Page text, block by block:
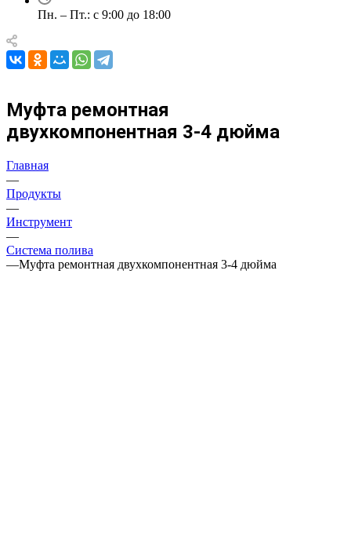
Пн. – Пт.: с 9:00 до 18:00
Муфта ремонтная
двухкомпонентная 3-4 дюйма
Главная
—
Продукты
—
Инструмент
—
Система полива
—Муфта ремонтная двухкомпонентная 3-4 дюйма